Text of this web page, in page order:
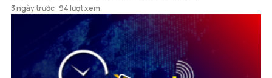
3 ngày trước 94 lượt xem